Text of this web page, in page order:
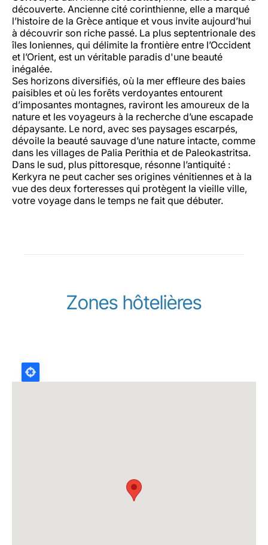
découverte. Ancienne cité corinthienne, elle a marqué
l’histoire de la Grèce antique et vous invite aujourd’hui
à découvrir son riche passé. La plus septentrionale des
îles Ioniennes, qui délimite la frontière entre l’Occident
et l’Orient, est un véritable paradis d'une beauté
inégalée.
Ses horizons diversifiés, où la mer effleure des baies
paisibles et où les forêts verdoyantes entourent
d’imposantes montagnes, raviront les amoureux de la
nature et les voyageurs à la recherche d’une escapade
dépaysante. Le nord, avec ses paysages escarpés,
dévoile la beauté sauvage d’une nature intacte, comme
dans les villages de Palia Perithia et de Paleokastritsa.
Dans le sud, plus pittoresque, résonne l’antiquité :
Kerkyra ne peut cacher ses origines vénitiennes et à la
vue des deux forteresses qui protègent la vieille ville,
votre voyage dans le temps ne fait que débuter.
Zones hôtelières